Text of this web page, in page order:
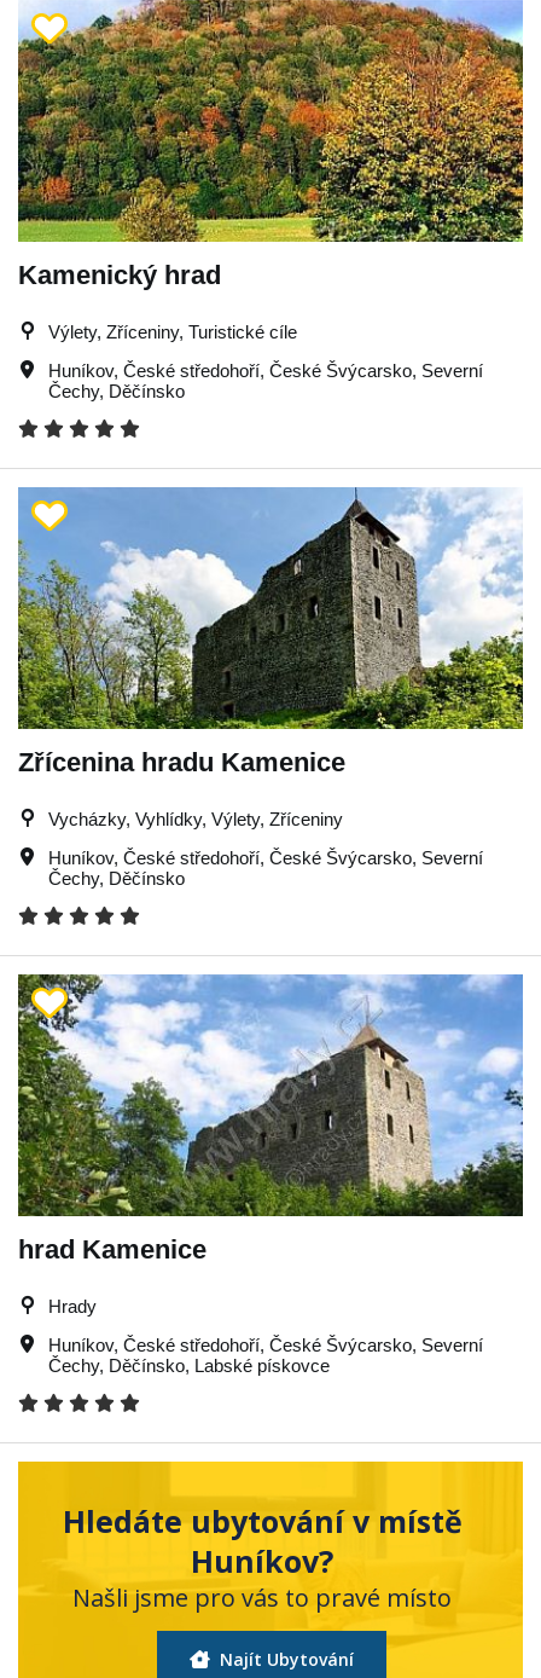
Kamenický hrad
Výlety, Zříceniny, Turistické cíle
Huníkov, České středohoří, České Švýcarsko, Severní
Čechy, Děčínsko
Zřícenina hradu Kamenice
Vycházky, Vyhlídky, Výlety, Zříceniny
Huníkov, České středohoří, České Švýcarsko, Severní
Čechy, Děčínsko
hrad Kamenice
Hrady
Huníkov, České středohoří, České Švýcarsko, Severní
Čechy, Děčínsko, Labské pískovce
Hledáte ubytování v místě
Huníkov?
Našli jsme pro vás to pravé místo
Najít Ubytování